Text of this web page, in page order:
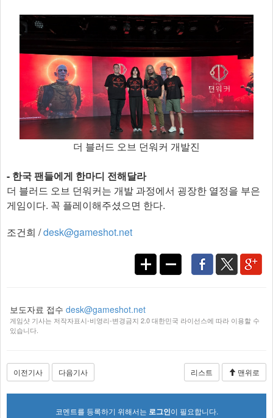
더 블러드 오브 던워커 개발진
- 한국 팬들에게 한마디 전해달라
더 블러드 오브 던워커는 개발 과정에서 굉장한 열정을 부은
게임이다. 꼭 플레이해주셨으면 한다.​
조건희 /desk@gameshot.net
보도자료 접수 desk@gameshot.net
게임샷 기사는 저작자표시-비영리-변경금지 2.0 대한민국 라이선스에 따라 이용할 수
있습니다.
이전기사 다음기사 리스트 맨위로
코멘트를 등록하기 위해서는 로그인이 필요합니다.